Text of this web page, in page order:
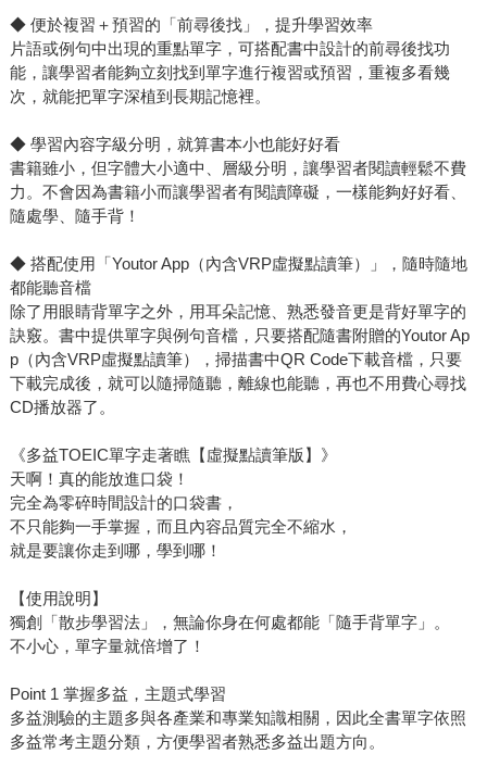
◆ 便於複習＋預習的「前尋後找」，提升學習效率
片語或例句中出現的重點單字，可搭配書中設計的前尋後找功
能，讓學習者能夠立刻找到單字進行複習或預習，重複多看幾
次，就能把單字深植到長期記憶裡。
◆ 學習內容字級分明，就算書本小也能好好看
書籍雖小，但字體大小適中、層級分明，讓學習者閱讀輕鬆不費
力。不會因為書籍小而讓學習者有閱讀障礙，一樣能夠好好看、
隨處學、隨手背！
◆ 搭配使用「Youtor App（內含VRP虛擬點讀筆）」，隨時隨地
都能聽音檔
除了用眼睛背單字之外，用耳朵記憶、熟悉發音更是背好單字的
訣竅。書中提供單字與例句音檔，只要搭配隨書附贈的Youtor Ap
p（內含VRP虛擬點讀筆），掃描書中QR Code下載音檔，只要
下載完成後，就可以隨掃隨聽，離線也能聽，再也不用費心尋找
CD播放器了。
《多益TOEIC單字走著瞧【虛擬點讀筆版】》
天啊！真的能放進口袋！
完全為零碎時間設計的口袋書，
不只能夠一手掌握，而且內容品質完全不縮水，
就是要讓你走到哪，學到哪！
【使用說明】
獨創「散步學習法」，無論你身在何處都能「隨手背單字」。
不小心，單字量就倍增了！
Point 1 掌握多益，主題式學習
多益測驗的主題多與各產業和專業知識相關，因此全書單字依照
多益常考主題分類，方便學習者熟悉多益出題方向。